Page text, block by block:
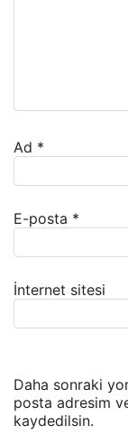
Ad *
E-posta *
İnternet sitesi
Daha sonraki
posta adresim
kaydedilsin.